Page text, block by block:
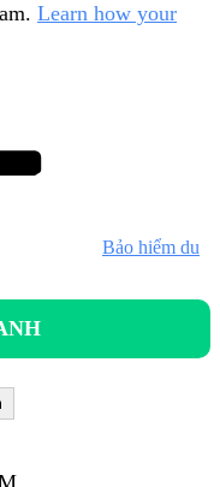
Learn how your
Bảo hiểm du